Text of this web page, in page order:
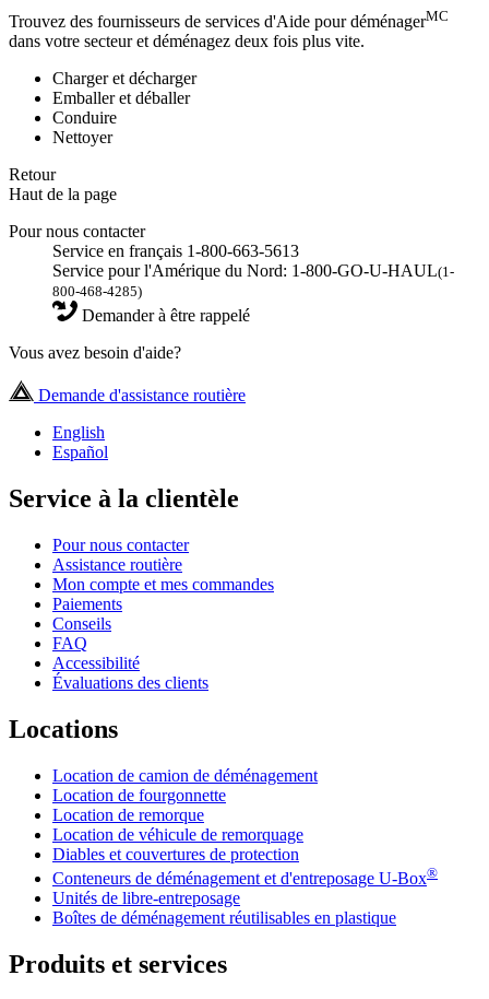
Trouvez des fournisseurs de services d'Aide pour déménagerMC
dans votre secteur et déménagez deux fois plus vite.
Charger et décharger
Emballer et déballer
Conduire
Nettoyer
Retour
Haut de la page
Pour nous contacter
Service en français 1-800-663-5613
Service pour l'Amérique du Nord: 1-800-GO-U-HAUL(1-
800-468-4285)
Demander à être rappelé
Vous avez besoin d'aide?
Demande d'assistance routière
English
Español
Service à la clientèle
Pour nous contacter
Assistance routière
Mon compte et mes commandes
Paiements
Conseils
FAQ
Accessibilité
Évaluations des clients
Locations
Location de camion de déménagement
Location de fourgonnette
Location de remorque
Location de véhicule de remorquage
Diables et couvertures de protection
Conteneurs de déménagement et d'entreposage U-Box®
Unités de libre-entreposage
Boîtes de déménagement réutilisables en plastique
Produits et services